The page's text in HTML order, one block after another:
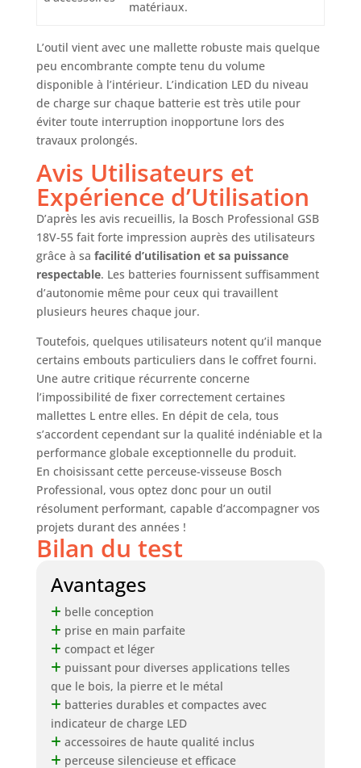
matériaux.
L’outil vient avec une mallette robuste mais quelque
peu encombrante compte tenu du volume
disponible à l’intérieur. L’indication LED du niveau
de charge sur chaque batterie est très utile pour
éviter toute interruption inopportune lors des
travaux prolongés.
Avis Utilisateurs et
Expérience d’Utilisation
D’après les avis recueillis, la Bosch Professional GSB
18V-55 fait forte impression auprès des utilisateurs
grâce à sa facilité d’utilisation et sa puissance
respectable. Les batteries fournissent suffisamment
d’autonomie même pour ceux qui travaillent
plusieurs heures chaque jour.
Toutefois, quelques utilisateurs notent qu’il manque
certains embouts particuliers dans le coffret fourni.
Une autre critique récurrente concerne
l’impossibilité de fixer correctement certaines
mallettes L entre elles. En dépit de cela, tous
s’accordent cependant sur la qualité indéniable et la
performance globale exceptionnelle du produit.
En choisissant cette perceuse-visseuse Bosch
Professional, vous optez donc pour un outil
résolument performant, capable d’accompagner vos
projets durant des années !
Bilan du test
Avantages
belle conception
prise en main parfaite
compact et léger
puissant pour diverses applications telles
que le bois, la pierre et le métal
batteries durables et compactes avec
indicateur de charge LED
accessoires de haute qualité inclus
perceuse silencieuse et efficace